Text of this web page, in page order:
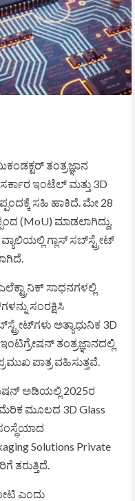
ತಂತ್ರಜ್ಞಾನ
ಇಂಟೆಲ್ ಮತ್ತು 3D
ಸಹಿ ಹಾಕಿದೆ. ಮೇ 28
(MoU) ಮಾಡಲಾಗಿದ್ದು,
ಗ್ಲಾಸ್ ಸಬ್‌ಸ್ಟ್ರೇಟ್
ಸಾಧನಗಳಲ್ಲಿ
ಸಂರಕ್ಷಿಸಿ
ಅತ್ಯಾಧುನಿಕ 3D
ತಂತ್ರಜ್ಞಾನದಲ್ಲಿ
ಪಾತ್ರ ವಹಿಸುತ್ತವೆ.
ಅಡಿಯಲ್ಲಿ 2025ರ
ಮೂಲದ 3D Glass
Solutions Private
ತರುತ್ತಿದೆ.
ಎಂದು